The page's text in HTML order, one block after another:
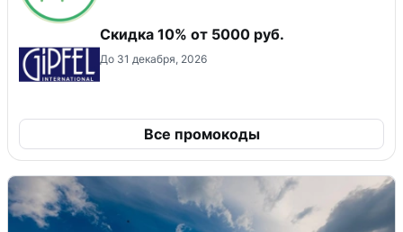
Скидка 10% от 5000 руб.
До 31 декабря, 2026
Все промокоды